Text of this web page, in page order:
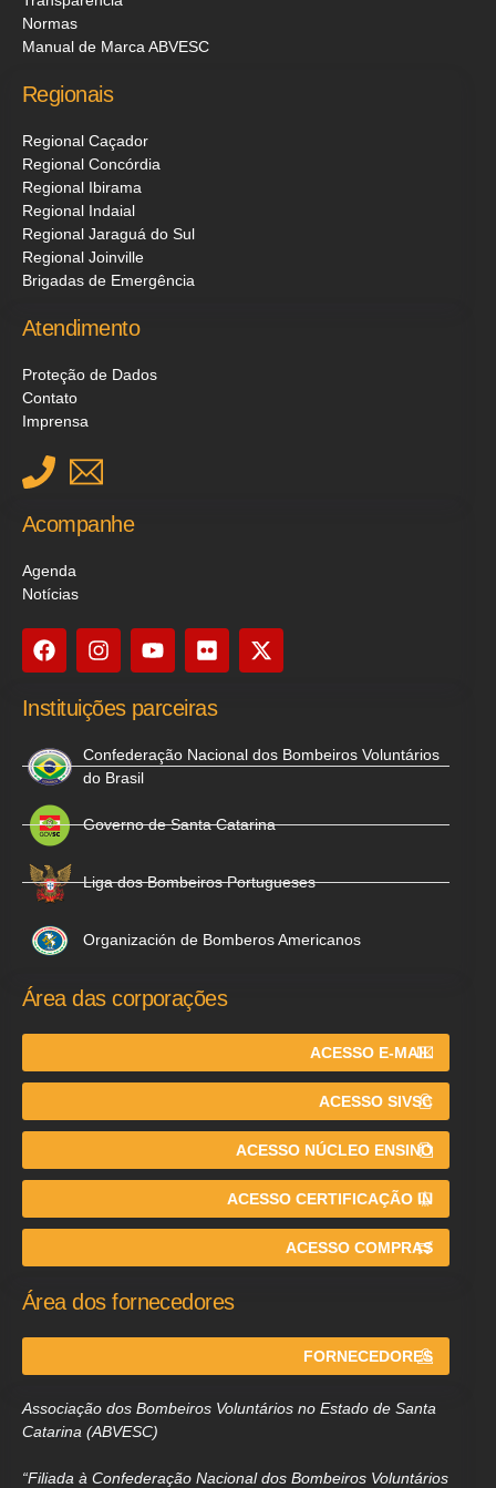
Normas
Manual de Marca ABVESC
Regionais
Regional Caçador
Regional Concórdia
Regional Ibirama
Regional Indaial
Regional Jaraguá do Sul
Regional Joinville
Brigadas de Emergência
Atendimento
Proteção de Dados
Contato
Imprensa
Acompanhe
Agenda
Notícias
Instituições parceiras
Confederação Nacional dos Bombeiros Voluntários
do Brasil
Governo de Santa Catarina
Liga dos Bombeiros Portugueses
Organización de Bomberos Americanos
Área das corporações
ACESSO E-MAIL
ACESSO SIVSC
ACESSO NÚCLEO ENSINO
ACESSO CERTIFICAÇÃO IN
ACESSO COMPRAS
Área dos fornecedores
FORNECEDORES
Associação dos Bombeiros Voluntários no Estado de Santa
Catarina (ABVESC)
“Filiada à Confederação Nacional dos Bombeiros Voluntários